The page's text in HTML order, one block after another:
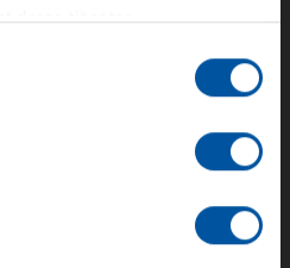
deras tjänster.